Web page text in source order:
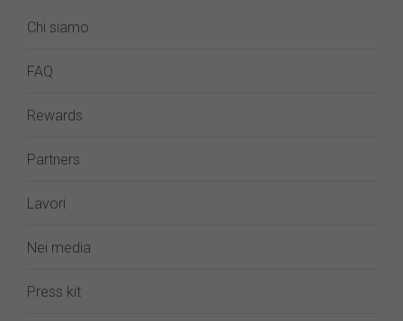
Chi siamo
FAQ
Rewards
Partners
Lavori
Nei media
Press kit